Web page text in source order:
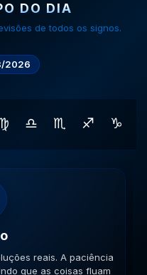
DO DIA
de todos os signos.
2026
♎ ♏ ♐ ♑
A versatilidade é seu
impasses de forma